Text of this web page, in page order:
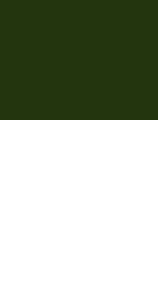
Inhalt.